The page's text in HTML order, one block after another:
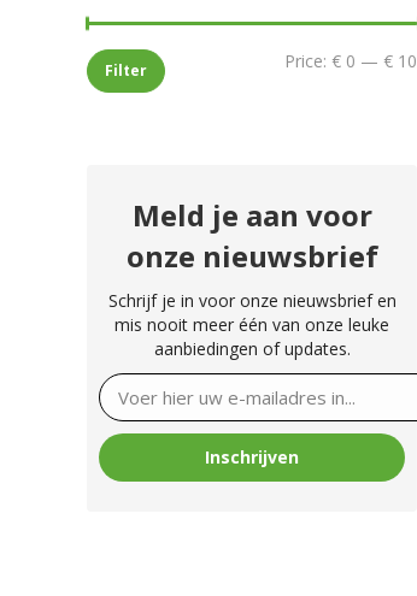
Filter Price: € 0 — € 10
Meld je aan voor
onze nieuwsbrief
Schrijf je in voor onze nieuwsbrief en
mis nooit meer één van onze leuke
aanbiedingen of updates.